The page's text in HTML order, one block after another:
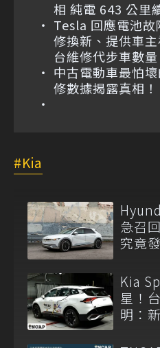
相 純電 643 公里
Tesla 回應電池
修換新、提供車
台維修代步車數量
中古電動車最怕
修數據揭露真相！
Kia
急召
究竟
Kia
星！
明：